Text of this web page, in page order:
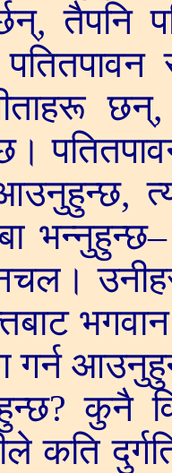
तैपनि
छन्,
गर्न
कुनै
कति